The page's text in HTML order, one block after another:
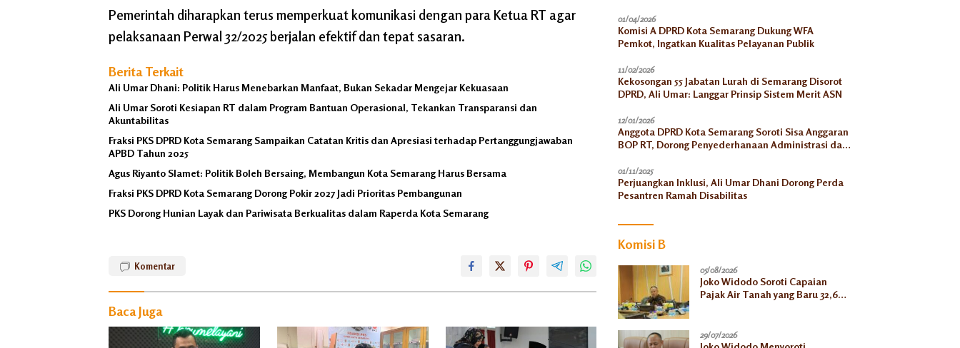
Pemerintah diharapkan terus memperkuat komunikasi dengan para Ketua RT agar
pelaksanaan Perwal 32/2025 berjalan efektif dan tepat sasaran.
Berita Terkait
Ali Umar Dhani: Politik Harus Menebarkan Manfaat, Bukan Sekadar Mengejar Kekuasaan
Ali Umar Soroti Kesiapan RT dalam Program Bantuan Operasional, Tekankan Transparansi dan
Akuntabilitas
Fraksi PKS DPRD Kota Semarang Sampaikan Catatan Kritis dan Apresiasi terhadap Pertanggungjawaban
APBD Tahun 2025
Agus Riyanto Slamet: Politik Boleh Bersaing, Membangun Kota Semarang Harus Bersama
Fraksi PKS DPRD Kota Semarang Dorong Pokir 2027 Jadi Prioritas Pembangunan
PKS Dorong Hunian Layak dan Pariwisata Berkualitas dalam Raperda Kota Semarang
Umar
Dhani
BOP
RT
Fraksi PKS
Komentar
Baca Juga
01/04/2026
Komisi A DPRD Kota Semarang Dukung WFA
Pemkot, Ingatkan Kualitas Pelayanan Publik
11/02/2026
Kekosongan 55 Jabatan Lurah di Semarang Disorot
DPRD, Ali Umar: Langgar Prinsip Sistem Merit ASN
12/01/2026
Anggota DPRD Kota Semarang Soroti Sisa Anggaran
BOP RT, Dorong Penyederhanaan Administrasi dan
01/11/2025
Perjuangkan Inklusi, Ali Umar Dhani Dorong Perda
Pesantren Ramah Disabilitas
Komisi B
05/08/2026
Joko Widodo Soroti Capaian
Pajak Air Tanah yang Baru 32,66
29/07/2026